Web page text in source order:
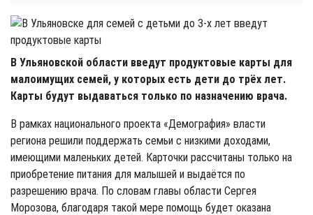
В Ульяновской области введут продуктовые карты для
малоимущих семей, у которых есть дети до трёх лет.
Карты будут выдаваться только по назначению врача.
В рамках национального проекта «Демография» власти
региона решили поддержать семьи с низкими доходами,
имеющими маленьких детей. Карточки рассчитаны только на
приобретение питания для малышей и выдаётся по
разрешению врача. По словам главы области Сергея
Морозова, благодаря такой мере помощь будет оказана